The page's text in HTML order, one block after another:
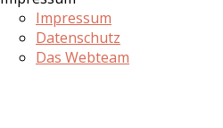
Impressum
Datenschutz
Das Webteam